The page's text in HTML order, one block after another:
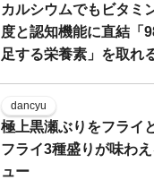
カルシウムでもビタミ
度と認知機能に直結「
足する栄養素」を取れ
dancyu
極上黒瀬ぶりをフライ
フライ3種盛りが味わ
ュー